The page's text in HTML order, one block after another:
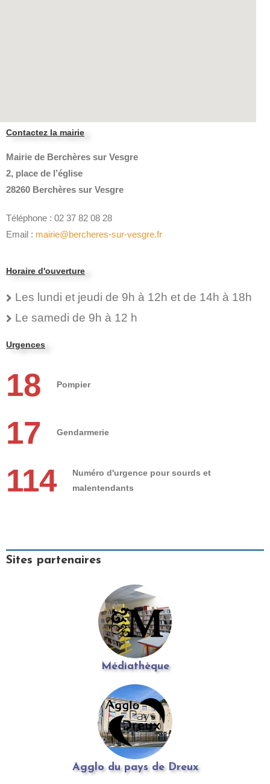
Contactez la mairie
Mairie de Berchères sur Vesgre
2, place de l’église
28260 Berchères sur Vesgre
Téléphone : 02 37 82 08 28
Email : mairie@bercheres-sur-vesgre.fr
Horaire d'ouverture
Les lundi et jeudi de 9h à 12h et de 14h à 18h
Le samedi de 9h à 12 h
Urgences
18 Pompier
17 Gendarmerie
114
Numéro d'urgence pour sourds et
malentendants
Sites partenaires
Médiathèque
Agglo du pays de Dreux